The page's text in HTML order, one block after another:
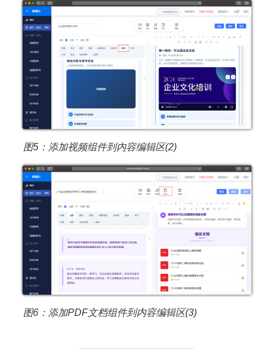
图5：添加视频组件到内容编辑区(2)
图6：添加PDF文档组件到内容编辑区(3)